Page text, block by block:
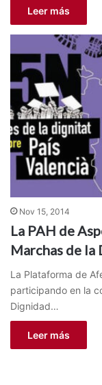
Leer más
Nov 15, 2014
La PAH de
Marchas de la
La Plataforma de
participando en la
Dignidad…
Leer más